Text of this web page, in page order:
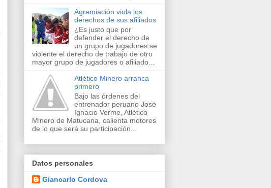
Agremiación viola los
derechos de sus afiliados
¿Es justo que por
defender el derecho de
un grupo de jugadores se
violente el derecho de trabajo de otro
mayor grupo de jugadores o afiliado...
Atlético Minero arranca
primero
Bajo las órdenes del
entrenador peruano José
Ignacio Verme, Atlético
Minero de Matucana, calienta motores
de lo que será su participación...
Datos personales
Giancarlo Cordova